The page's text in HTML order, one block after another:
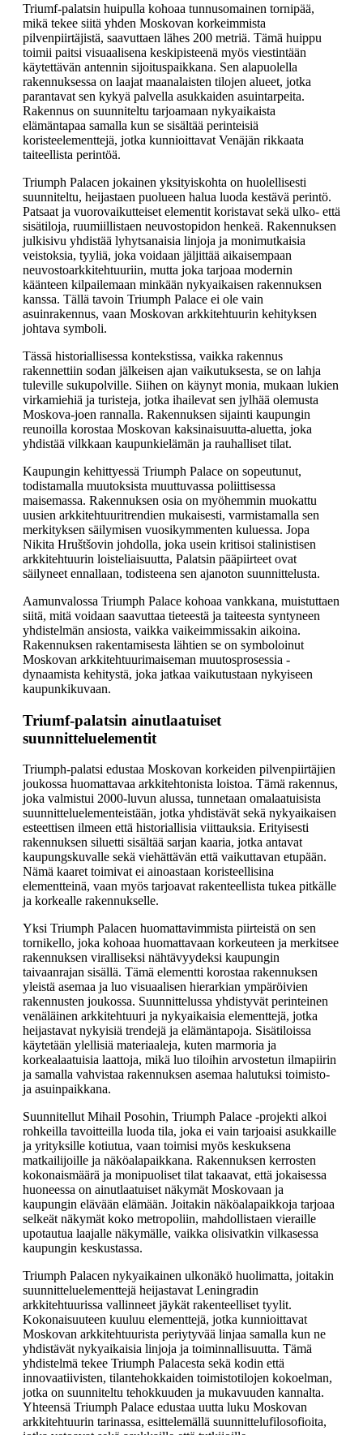
Triumf-palatsin huipulla kohoaa tunnusomainen tornipää,
mikä tekee siitä yhden Moskovan korkeimmista
pilvenpiirtäjistä, saavuttaen lähes 200 metriä. Tämä huippu
toimii paitsi visuaalisena keskipisteenä myös viestintään
käytettävän antennin sijoituspaikkana. Sen alapuolella
rakennuksessa on laajat maanalaisten tilojen alueet, jotka
parantavat sen kykyä palvella asukkaiden asuintarpeita.
Rakennus on suunniteltu tarjoamaan nykyaikaista
elämäntapaa samalla kun se sisältää perinteisiä
koristeelementtejä, jotka kunnioittavat Venäjän rikkaata
taiteellista perintöä.
Triumph Palacen jokainen yksityiskohta on huolellisesti
suunniteltu, heijastaen puolueen halua luoda kestävä perintö.
Patsaat ja vuorovaikutteiset elementit koristavat sekä ulko- että
sisätiloja, ruumiillistaen neuvostopidon henkeä. Rakennuksen
julkisivu yhdistää lyhytsanaisia linjoja ja monimutkaisia
veistoksia, tyyliä, joka voidaan jäljittää aikaisempaan
neuvostoarkkitehtuuriin, mutta joka tarjoaa modernin
käänteen kilpailemaan minkään nykyaikaisen rakennuksen
kanssa. Tällä tavoin Triumph Palace ei ole vain
asuinrakennus, vaan Moskovan arkkitehtuurin kehityksen
johtava symboli.
Tässä historiallisessa kontekstissa, vaikka rakennus
rakennettiin sodan jälkeisen ajan vaikutuksesta, se on lahja
tuleville sukupolville. Siihen on käynyt monia, mukaan lukien
virkamiehiä ja turisteja, jotka ihailevat sen jylhää olemusta
Moskova-joen rannalla. Rakennuksen sijainti kaupungin
reunoilla korostaa Moskovan kaksinaisuutta-aluetta, joka
yhdistää vilkkaan kaupunkielämän ja rauhalliset tilat.
Kaupungin kehittyessä Triumph Palace on sopeutunut,
todistamalla muutoksista muuttuvassa poliittisessa
maisemassa. Rakennuksen osia on myöhemmin muokattu
uusien arkkitehtuuritrendien mukaisesti, varmistamalla sen
merkityksen säilymisen vuosikymmenten kuluessa. Jopa
Nikita Hruštšovin johdolla, joka usein kritisoi stalinistisen
arkkitehtuurin loisteliaisuutta, Palatsin pääpiirteet ovat
säilyneet ennallaan, todisteena sen ajanoton suunnittelusta.
Aamunvalossa Triumph Palace kohoaa vankkana, muistuttaen
siitä, mitä voidaan saavuttaa tieteestä ja taiteesta syntyneen
yhdistelmän ansiosta, vaikka vaikeimmissakin aikoina.
Rakennuksen rakentamisesta lähtien se on symboloinut
Moskovan arkkitehtuurimaiseman muutosprosessia -
dynaamista kehitystä, joka jatkaa vaikutustaan nykyiseen
kaupunkikuvaan.
Triumf-palatsin ainutlaatuiset
suunnitteluelementit
Triumph-palatsi edustaa Moskovan korkeiden pilvenpiirtäjien
joukossa huomattavaa arkkitehtonista loistoa. Tämä rakennus,
joka valmistui 2000-luvun alussa, tunnetaan omalaatuisista
suunnitteluelementeistään, jotka yhdistävät sekä nykyaikaisen
esteettisen ilmeen että historiallisia viittauksia. Erityisesti
rakennuksen siluetti sisältää sarjan kaaria, jotka antavat
kaupungskuvalle sekä viehättävän että vaikuttavan etupään.
Nämä kaaret toimivat ei ainoastaan koristeellisina
elementteinä, vaan myös tarjoavat rakenteellista tukea pitkälle
ja korkealle rakennukselle.
Yksi Triumph Palacen huomattavimmista piirteistä on sen
tornikello, joka kohoaa huomattavaan korkeuteen ja merkitsee
rakennuksen viralliseksi nähtävyydeksi kaupungin
taivaanrajan sisällä. Tämä elementti korostaa rakennuksen
yleistä asemaa ja luo visuaalisen hierarkian ympäröivien
rakennusten joukossa. Suunnittelussa yhdistyvät perinteinen
venäläinen arkkitehtuuri ja nykyaikaisia elementtejä, jotka
heijastavat nykyisiä trendejä ja elämäntapoja. Sisätiloissa
käytetään ylellisiä materiaaleja, kuten marmoria ja
korkealaatuisia laattoja, mikä luo tiloihin arvostetun ilmapiirin
ja samalla vahvistaa rakennuksen asemaa halutuksi toimisto-
ja asuinpaikkana.
Suunnitellut Mihail Posohin, Triumph Palace -projekti alkoi
rohkeilla tavoitteilla luoda tila, joka ei vain tarjoaisi asukkaille
ja yrityksille kotiutua, vaan toimisi myös keskuksena
matkailijoille ja näköalapaikkana. Rakennuksen kerrosten
kokonaismäärä ja monipuoliset tilat takaavat, että jokaisessa
huoneessa on ainutlaatuiset näkymät Moskovaan ja
kaupungin elävään elämään. Joitakin näköalapaikkoja tarjoaa
selkeät näkymät koko metropoliin, mahdollistaen vieraille
upotautua laajalle näkymälle, vaikka olisivatkin vilkasessa
kaupungin keskustassa.
Triumph Palacen nykyaikainen ulkonäkö huolimatta, joitakin
suunnitteluelementtejä heijastavat Leningradin
arkkitehtuurissa vallinneet jäykät rakenteelliset tyylit.
Kokonaisuuteen kuuluu elementtejä, jotka kunnioittavat
Moskovan arkkitehtuurista periytyvää linjaa samalla kun ne
yhdistävät nykyaikaisia linjoja ja toiminnallisuutta. Tämä
yhdistelmä tekee Triumph Palacesta sekä kodin että
innovaatiivisten, tilantehokkaiden toimistotilojen kokoelman,
jotka on suunniteltu tehokkuuden ja mukavuuden kannalta.
Yhteensä Triumph Palace edustaa uutta luku Moskovan
arkkitehtuurin tarinassa, esittelemällä suunnittelufilosofioita,